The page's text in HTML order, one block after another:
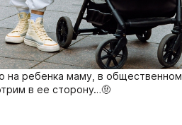
на ребенка маму, в общественном
в ее сторону…🤨